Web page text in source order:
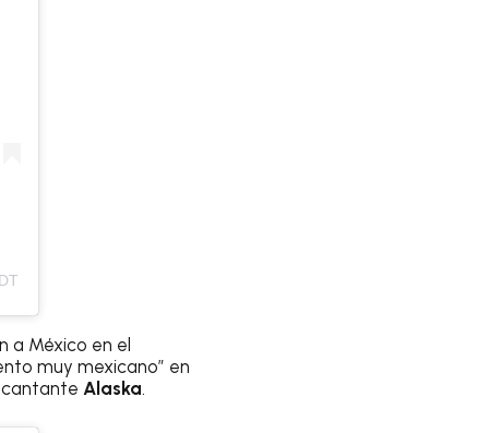
a México en el
muy mexicano” en
cantante Alaska.